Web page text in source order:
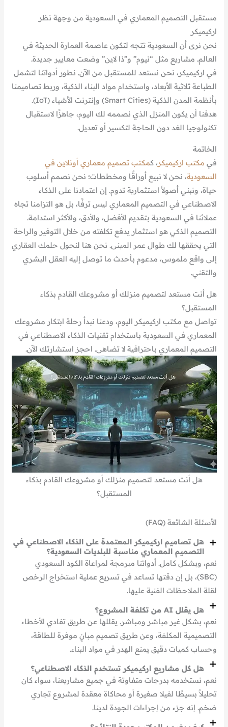
مستقبل التصميم المعماري في السعودية من وجهة نظر
اركيميكر
نحن نرى أن السعودية تتجه لتكون عاصمة العمارة الحديثة في
العالم. مشاريع مثل “نيوم” و”ذا لاين” وضعت معايير جديدة.
في اركيميكر، نحن نستعد للمستقبل من الآن. نطور أدواتنا لتشمل
الطباعة ثلاثية الأبعاد، واستخدام مواد البناء الذكية، وربط تصاميمنا
بأنظمة المدن الذكية (Smart Cities) وإنترنت الأشياء (IoT).
هدفنا أن يكون المنزل الذي نصممه لك اليوم، جاهزًا لاستقبال
تكنولوجيا الغد دون الحاجة لتكسير أو تعديل.
الخاتمة
في مكتب اركيميكر، كمكتب تصميم معماري أونلاين في
السعودية، نحن لا نبيع أوراقًا ومخططات؛ نحن نصمم أسلوب
حياة، ونبني أصولاً استثمارية تدوم. إن اعتمادنا على الذكاء
الاصطناعي في التصميم المعماري ليس ترفًا، بل هو التزامنا تجاه
عملائنا في السعودية بتقديم الأفضل، والأدق، والأكثر استدامة.
التصميم الذكي هو استثمار يدفع تكلفته من خلال التوفير والراحة
التي يحققها لك طوال عمر المبنى. نحن هنا لنحول حلمك العقاري
إلى واقع ملموس، مدعوم بأحدث ما توصل إليه العقل البشري
والتقني.
هل أنت مستعد لتصميم منزلك أو مشروعك القادم بذكاء
المستقبل؟
تواصل مع مكتب اركيميكر اليوم، ودعنا نبدأ رحلة ابتكار مشروعك
المعماري في السعودية باستخدام تقنيات الذكاء الاصطناعي في
التصميم المعماري باحترافية لا تضاهى. احجز استشارتك الآن.
هل أنت مستعد لتصميم منزلك أو مشروعك القادم بذكاء
المستقبل؟
الأسئلة الشائعة (FAQ)
هل تصاميم اركيميكر المعتمدة على الذكاء الاصطناعي في
التصميم المعماري مناسبة للبلديات السعودية؟
نعم، وبشكل كامل. أدواتنا مبرمجة لمراعاة الكود السعودي
(SBC)، بل إن دقتها تساعد في تسريع عملية استخراج الرخص
لقلة الملاحظات الفنية عليها.
هل يقلل AI من تكلفة المشروع؟
نعم، بشكل غير مباشر ومباشر. يقللها عن طريق تفادي الأخطاء
التصميمية المكلفة، وعن طريق تصميم مبانٍ موفرة للطاقة،
وحساب كميات دقيق يمنع الهدر في مواد البناء.
هل كل مشاريع اركيميكر تستخدم الذكاء الاصطناعي؟
نعم، نستخدمه بدرجات متفاوتة في جميع مشاريعنا، سواء كان
تحليلاً بسيطًا لفيلا صغيرة أو محاكاة معقدة لمشروع تجاري
ضخم. إنه جزء من إجراءات الجودة لدينا.